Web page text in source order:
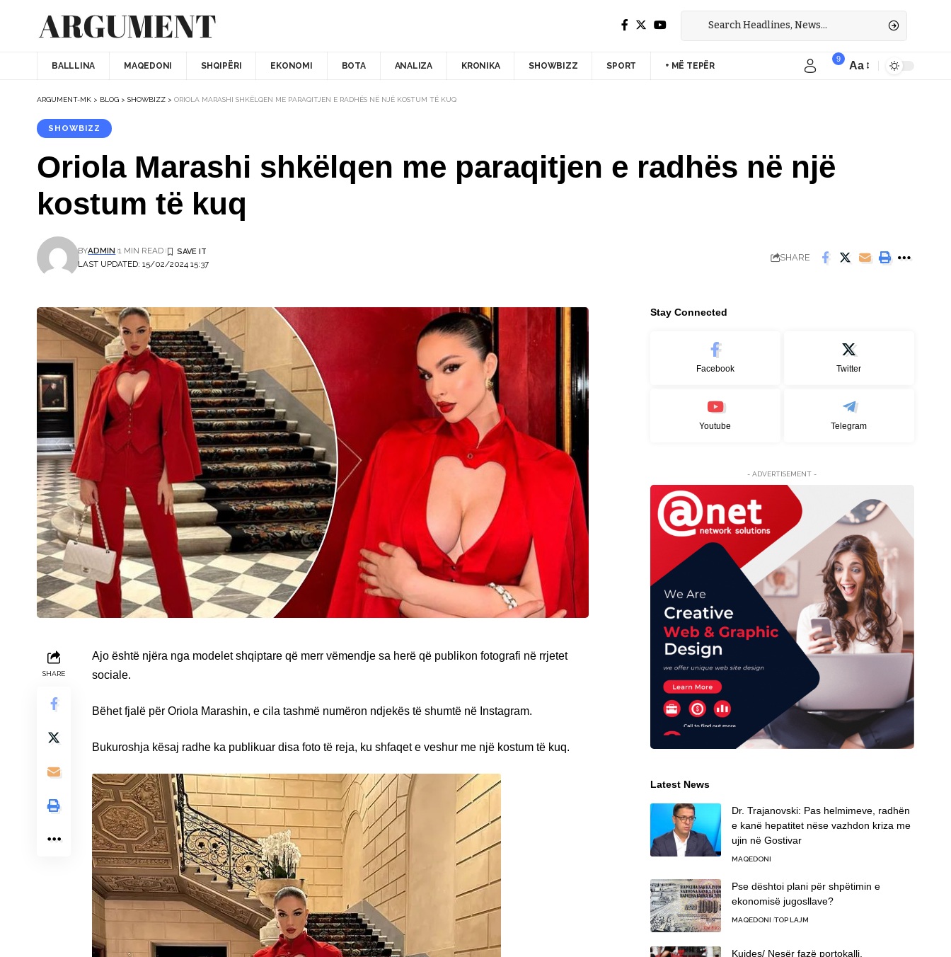
BALLLINA MAQEDONI SHQIPËRI EKONOMI BOTA ANALIZA KRONIKA SHOWBIZZ SPORT + MË TEPËR
9
Aa
ARGUMENT-MK > BLOG > SHOWBIZZ > ORIOLA MARASHI SHKËLQEN ME PARAQITJEN E RADHËS NË NJË KOSTUM TË KUQ
SHOWBIZZ
Oriola Marashi shkëlqen me paraqitjen e radhës në një
kostum të kuq
LAST UPDATED: 15/02/2024 15:37
BYADMIN 1 MIN READ
SHARE
SHARE
Ajo është njëra nga modelet shqiptare që merr vëmendje sa herë që publikon fotografi në rrjetet
sociale.
Bëhet fjalë për Oriola Marashin, e cila tashmë numëron ndjekës të shumtë në Instagram.
Bukuroshja kësaj radhe ka publikuar disa foto të reja, ku shfaqet e veshur me një kostum të kuq.
Stay Connected
Facebook Twitter
Youtube Telegram
- ADVERTISEMENT -
Latest News
Dr. Trajanovski: Pas helmimeve, radhën
e kanë hepatitet nëse vazhdon kriza me
ujin në Gostivar
MAQEDONI
Pse dështoi plani për shpëtimin e
ekonomisë jugosllave?
MAQEDONI TOP LAJM
Kujdes/ Nesër fazë portokalli,